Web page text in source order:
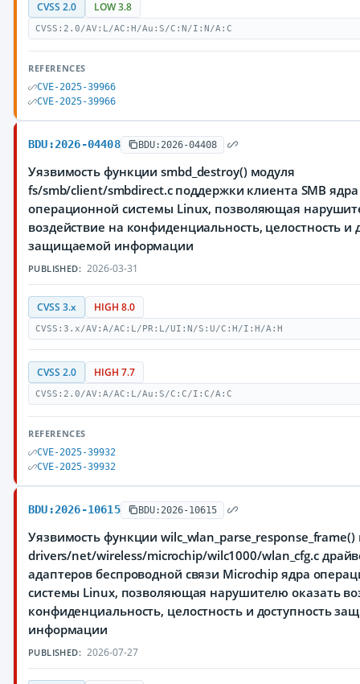
CVSS 2.0 LOW 3.8
CVSS:2.0/AV:L/AC:H/Au:S/C:N/I:N/A:C
REFERENCES
CVE-2025-39966
CVE-2025-39966
BDU:2026-04408 BDU:2026-04408
Уязвимость функции smbd_destroy() модуля
fs/smb/client/smbdirect.c поддержки клиента SMB ядра
операционной системы Linux, позволяющая
воздействие на конфиденциальность, целостность и
защищаемой информации
PUBLISHED: 2026-03-31
CVSS 3.x HIGH 8.0
CVSS:3.x/AV:A/AC:L/PR:L/UI:N/S:U/C:H/I:H/A:H
CVSS 2.0 HIGH 7.7
CVSS:2.0/AV:A/AC:L/Au:S/C:C/I:C/A:C
REFERENCES
CVE-2025-39932
CVE-2025-39932
BDU:2026-10615 BDU:2026-10615
Уязвимость функции
drivers/net/wireless/microchip/wilc1000/wlan_cfg.c
адаптеров беспроводной связи Microchip ядра
системы Linux, позволяющая нарушителю оказать
конфиденциальность, целостность и доступность
информации
PUBLISHED: 2026-07-27